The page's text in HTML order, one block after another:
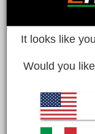
It looks like
Would you